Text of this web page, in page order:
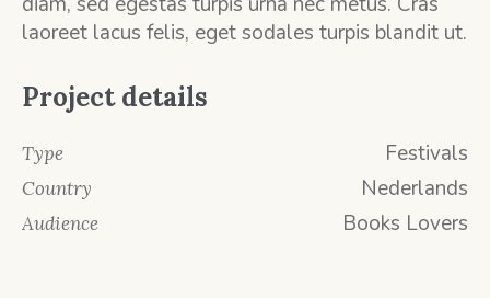
laoreet lacus felis, eget sodales turpis blandit ut.
Project details
Type Festivals
Country Nederlands
Audience Books Lovers